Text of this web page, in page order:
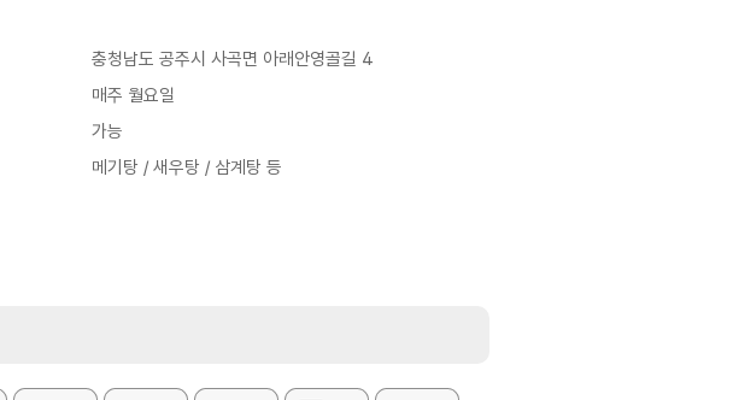
충청남도 공주시 사곡면 아래안영골길 4
매주 월요일
가능
메기탕 / 새우탕 / 삼계탕 등